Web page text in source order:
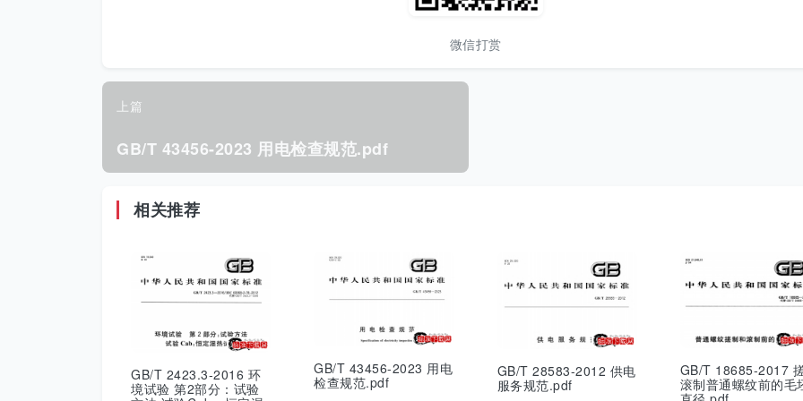
微信打赏
上篇
GB/T 43456-2023 用电检查规范.pdf
相关推荐
GB/T 2423.3-2016 环
境试验 第2部分：试验
GB/T 43456-2023 用电
检查规范.pdf
GB/T 28583-2012 供电
服务规范.pdf
GB/T 18685-2017
滚制普通螺纹前的毛